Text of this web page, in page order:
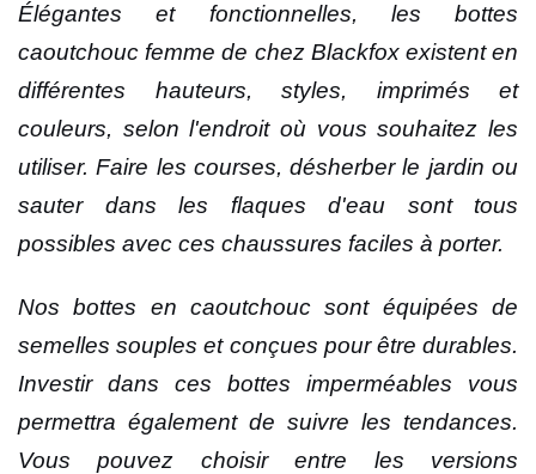
Élégantes et fonctionnelles, les bottes
caoutchouc femme de chez Blackfox existent en
différentes hauteurs, styles, imprimés et
couleurs, selon l'endroit où vous souhaitez les
utiliser. Faire les courses, désherber le jardin ou
sauter dans les flaques d'eau sont tous
possibles avec ces chaussures faciles à porter.
Nos bottes en caoutchouc sont équipées de
semelles souples et conçues pour être durables.
Investir dans ces bottes imperméables vous
permettra également de suivre les tendances.
Vous pouvez choisir entre les versions